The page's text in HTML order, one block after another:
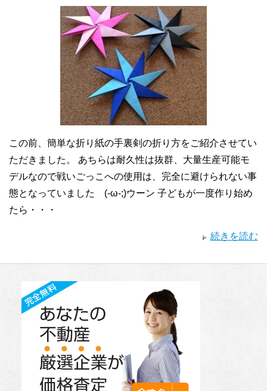
この前、簡単な折り紙の手裏剣の折り方をご紹介させてい
ただきました。 あちらは耐久性は抜群、大量生産可能モ
デルなので戦いごっこへの使用は、完全に避けられない事
態となっていました (-ω-;)ウーン 子どもが一度作り始め
たら・・・
続きを読む